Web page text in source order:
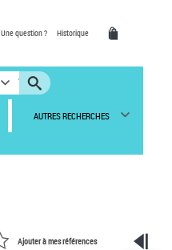
Une question ? Historique
AUTRES RECHERCHES
Ajouter à mes références